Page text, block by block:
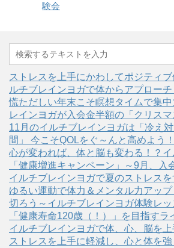
験会
ストレスを上手にかわしてポジティ
ルチブレインヨガで体からアプローチ
慌ただしい年末こそ瞑想タイムで集
レインヨガが入会金半額の「クリスマ
11月のイルチブレインヨガは「冷え
間」 今こそQOLをぐ～んと高めよう！
心が変われば、体と脳も変わる！？
「健康増進キャンペーン」～9月、入
イルチブレインヨガで夏のストレスを
ゆるい運動で体力＆メンタル力アッ
切ろう～イルチブレインヨガ体験レ
「健康寿命120歳（！）」を目指すラ
イルチブレインヨガで体、心、脳を上
ストレスを上手に軽減し、心と体を